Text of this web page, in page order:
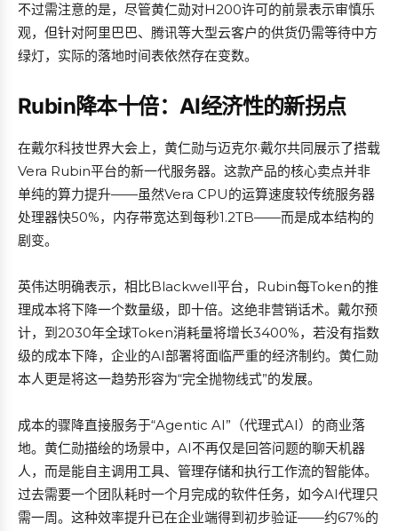
不过需注意的是，尽管黄仁勋对H200许可的前景表示审慎乐
观，但针对阿里巴巴、腾讯等大型云客户的供货仍需等待中方
绿灯，实际的落地时间表依然存在变数。
Rubin降本十倍：AI经济性的新拐点
在戴尔科技世界大会上，黄仁勋与迈克尔·戴尔共同展示了搭载
Vera Rubin平台的新一代服务器。这款产品的核心卖点并非
单纯的算力提升——虽然Vera CPU的运算速度较传统服务器
处理器快50%，内存带宽达到每秒1.2TB——而是成本结构的
剧变。
英伟达明确表示，相比Blackwell平台，Rubin每Token的推
理成本将下降一个数量级，即十倍。这绝非营销话术。戴尔预
计，到2030年全球Token消耗量将增长3400%，若没有指数
级的成本下降，企业的AI部署将面临严重的经济制约。黄仁勋
本人更是将这一趋势形容为“完全抛物线式”的发展。
成本的骤降直接服务于“Agentic AI”（代理式AI）的商业落
地。黄仁勋描绘的场景中，AI不再仅是回答问题的聊天机器
人，而是能自主调用工具、管理存储和执行工作流的智能体。
过去需要一个团队耗时一个月完成的软件任务，如今AI代理只
需一周。这种效率提升已在企业端得到初步验证——约67%的